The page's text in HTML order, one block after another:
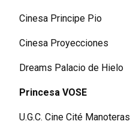
Cinesa Principe Pio
Cinesa Proyecciones
Dreams Palacio de Hielo
Princesa VOSE
U.G.C. Cine Cité Manoteras